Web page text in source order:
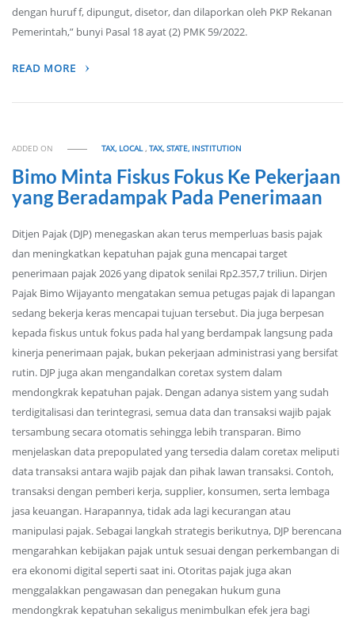
dengan huruf f, dipungut, disetor, dan dilaporkan oleh PKP Rekanan
Pemerintah,” bunyi Pasal 18 ayat (2) PMK 59/2022.
READ MORE
ADDED ON TAX, LOCAL,TAX, STATE, INSTITUTION
Bimo Minta Fiskus Fokus Ke Pekerjaan
yang Beradampak Pada Penerimaan
Ditjen Pajak (DJP) menegaskan akan terus memperluas basis pajak
dan meningkatkan kepatuhan pajak guna mencapai target
penerimaan pajak 2026 yang dipatok senilai Rp2.357,7 triliun. Dirjen
Pajak Bimo Wijayanto mengatakan semua petugas pajak di lapangan
sedang bekerja keras mencapai tujuan tersebut. Dia juga berpesan
kepada fiskus untuk fokus pada hal yang berdampak langsung pada
kinerja penerimaan pajak, bukan pekerjaan administrasi yang bersifat
rutin. DJP juga akan mengandalkan coretax system dalam
mendongkrak kepatuhan pajak. Dengan adanya sistem yang sudah
terdigitalisasi dan terintegrasi, semua data dan transaksi wajib pajak
tersambung secara otomatis sehingga lebih transparan. Bimo
menjelaskan data prepopulated yang tersedia dalam coretax meliputi
data transaksi antara wajib pajak dan pihak lawan transaksi. Contoh,
transaksi dengan pemberi kerja, supplier, konsumen, serta lembaga
jasa keuangan. Harapannya, tidak ada lagi kecurangan atau
manipulasi pajak. Sebagai langkah strategis berikutnya, DJP berencana
mengarahkan kebijakan pajak untuk sesuai dengan perkembangan di
era ekonomi digital seperti saat ini. Otoritas pajak juga akan
menggalakkan pengawasan dan penegakan hukum guna
mendongkrak kepatuhan sekaligus menimbulkan efek jera bagi